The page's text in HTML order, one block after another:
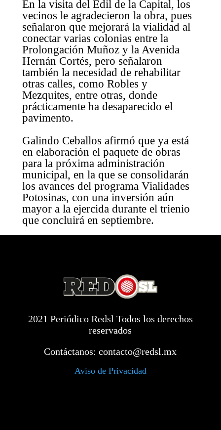
En la visita del Edil de la Capital, los
vecinos le agradecieron la obra, pues
señalaron que mejorará la vialidad al
conectar varias colonias entre la
Prolongación Muñoz y la Avenida
Hernán Cortés, pero señalaron
también la necesidad de rehabilitar
otras calles, como Robles y
Mezquites, entre otras, donde
prácticamente ha desaparecido el
pavimento.
Galindo Ceballos afirmó que ya está
en elaboración el paquete de obras
para la próxima administración
municipal, en la que se consolidarán
los avances del programa Vialidades
Potosinas, con una inversión aún
mayor a la ejercida durante el trienio
que concluirá en septiembre.
2021 Periódico Redsl Todos los derechos
reservados
Contáctanos:contacto@redsl.mx
Aviso de Privacidad